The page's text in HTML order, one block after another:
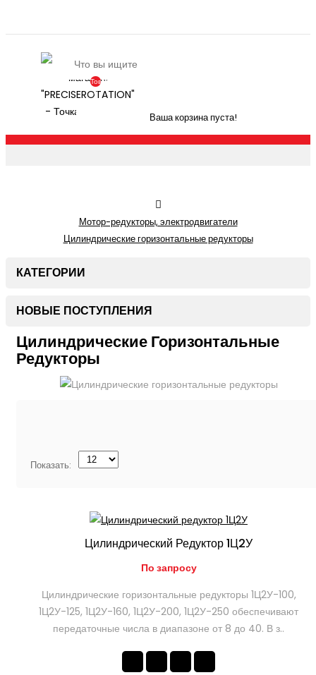
Товаров:
0
Ваша корзина пуста!
Мотор-редукторы, электродвигатели
Цилиндрические горизонтальные редукторы
КАТЕГОРИИ
НОВЫЕ ПОСТУПЛЕНИЯ
Цилиндрические Горизонтальные
Редукторы
Показать:
Цилиндрический Редуктор 1Ц2У
По запросу
Цилиндрические горизонтальные редукторы 1Ц2У-100,
1Ц2У-125, 1Ц2У-160, 1Ц2У-200, 1Ц2У-250 обеспечивают
передаточные числа в диапазоне от 8 до 40. В з..